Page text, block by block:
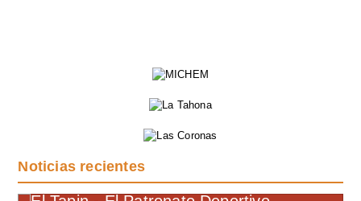
Noticias recientes